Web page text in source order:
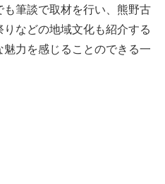
筆談で取材を行い、熊野古
などの地域文化も紹介する
力を感じることのできる一